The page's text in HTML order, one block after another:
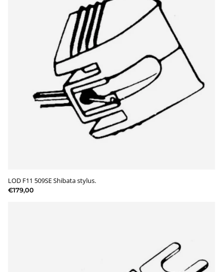
LOD F11 509SE Shibata stylus.
€179,00